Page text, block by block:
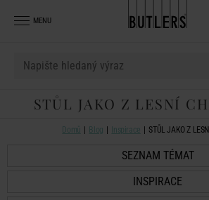
MENU
STŮL JAKO Z LESNÍ
Domů Blog Inspirace STŮL JAKO Z
SEZNAM TÉMAT
INSPIRACE